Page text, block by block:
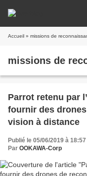
Accueil » missions de
missions de
Parrot retenu par
fournir des
vision à distance
Publié le 05/06/2019 à 18:57
Par OOKAWA-Corp